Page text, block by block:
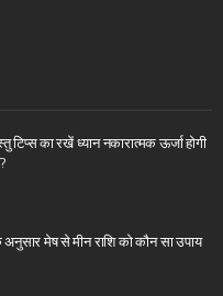
टिप्स का रखें ध्यान नकारात्मक ऊर्जा होगी
मेष से मीन राशि को कौन सा उपाय